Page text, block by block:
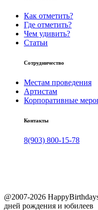
Как отметить?
Где отметить?
Чем удивить?
Статьи
Сотрудничество
Местам проведения
Артистам
Корпоративные
Контакты
8(903) 800-15-78
@2007-2026
дней рождения и юбилеев